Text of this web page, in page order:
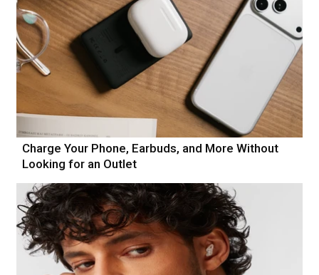
Charge Your Phone, Earbuds, and More Without
Looking for an Outlet